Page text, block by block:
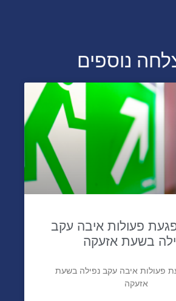
נוספים
פעולות איבה עקב
בשעת אזעקה
פעולות איבה עקב נפילה בשעת
אזעקה